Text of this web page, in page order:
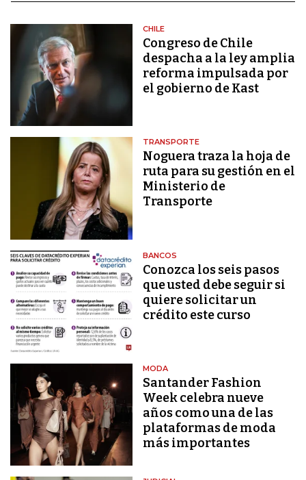
CHILE
Congreso de Chile
despacha a la ley amplia
reforma impulsada por
el gobierno de Kast
TRANSPORTE
Noguera traza la hoja de
ruta para su gestión en el
Ministerio de
Transporte
BANCOS
Conozca los seis pasos
que usted debe seguir si
quiere solicitar un
crédito este curso
MODA
Santander Fashion
Week celebra nueve
años como una de las
plataformas de moda
más importantes